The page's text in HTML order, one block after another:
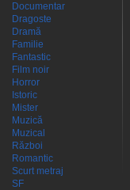
Documentar
Dragoste
Dramă
Familie
Fantastic
Film noir
Horror
Istoric
Mister
Muzică
Muzical
Război
Romantic
Scurt metraj
SF